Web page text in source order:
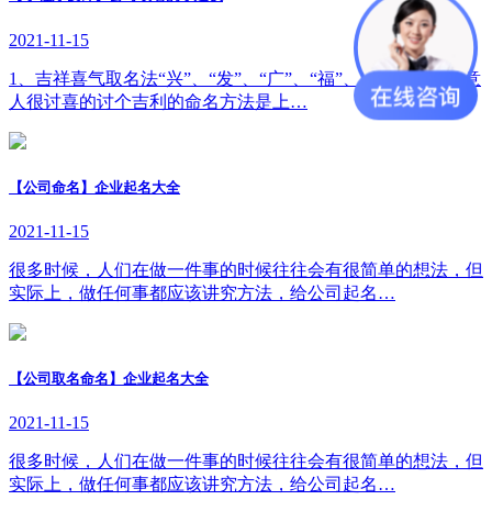
2021-11-15
1、吉祥喜气取名法“兴”、“发”、“广”、“福”、“聚”等对于生意
人很讨喜的讨个吉利的命名方法是上…
【公司命名】企业起名大全
2021-11-15
很多时候，人们在做一件事的时候往往会有很简单的想法，但
实际上，做任何事都应该讲究方法，给公司起名…
【公司取名命名】企业起名大全
2021-11-15
很多时候，人们在做一件事的时候往往会有很简单的想法，但
实际上，做任何事都应该讲究方法，给公司起名…